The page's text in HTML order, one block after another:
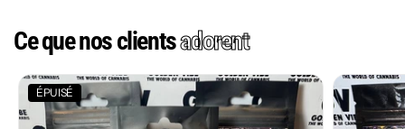
Ce que nos clientsadorent
ÉPUISÉ